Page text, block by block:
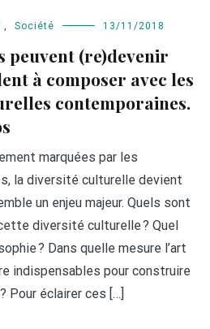
Société 13/11/2018
peuvent (re)devenir
à composer avec les
contemporaines.
marquées par les
la diversité culturelle devient
un enjeu majeur. Quels sont
diversité culturelle ? Quel
? Dans quelle mesure l’art
indispensables pour construire
Pour éclairer ces […]